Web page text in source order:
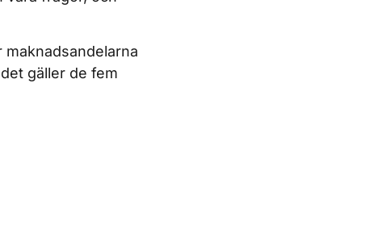
gäller de fem